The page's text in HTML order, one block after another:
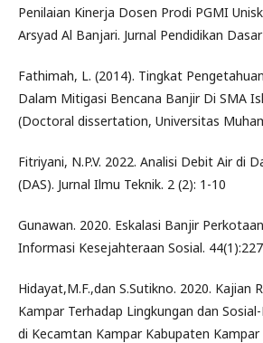
Penilaian Kinerja Dosen Prodi PGMI
Arsyad Al Banjari. Jurnal Pendidikan
Fathimah, L. (2014). Tingkat
Dalam Mitigasi Bencana Banjir Di SMA
(Doctoral dissertation, Universitas
Fitriyani, N.P.V. 2022. Analisi Debit Air di
(DAS). Jurnal Ilmu Teknik. 2 (2): 1-10
Gunawan. 2020. Eskalasi Banjir
Informasi Kesejahteraan Sosial.
Hidayat,M.F.,dan S.Sutikno. 2020. Kajian
Kampar Terhadap Lingkungan dan
di Kecamtan Kampar Kabupaten Kampar